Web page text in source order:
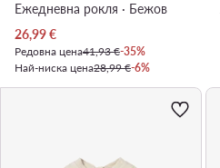
Ежедневна рокля · Бежов
Актуална цена
26,99€
Редовна цена41,93 €-35%
Най-ниска цена28,99 €-6%